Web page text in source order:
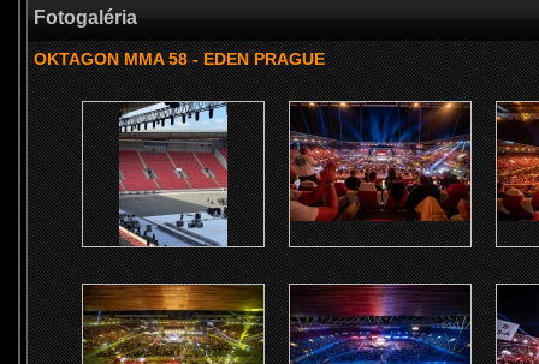
Fotogaléria
OKTAGON MMA 58 - EDEN PRAGUE